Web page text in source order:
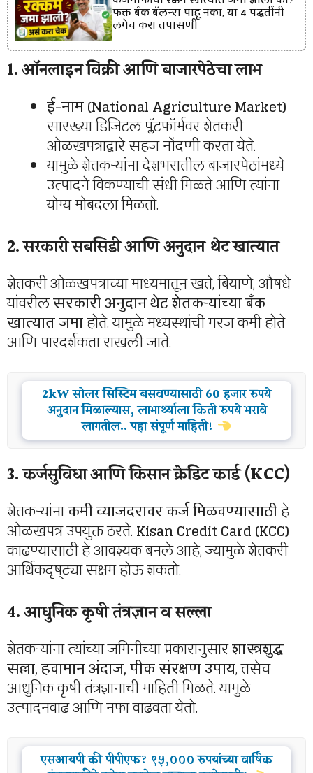
फक्त बँक बॅलन्स पाहू नका, या 4 पद्धतींनी
लगेच करा तपासणी
1. ऑनलाइन विक्री आणि बाजारपेठेचा लाभ
ई-नाम (National Agriculture Market)
सारख्या डिजिटल प्लॅटफॉर्मवर शेतकरी
ओळखपत्राद्वारे सहज नोंदणी करता येते.
यामुळे शेतकऱ्यांना देशभरातील बाजारपेठांमध्ये
उत्पादने विकण्याची संधी मिळते आणि त्यांना
योग्य मोबदला मिळतो.
2. सरकारी सबसिडी आणि अनुदान थेट खात्यात
शेतकरी ओळखपत्राच्या माध्यमातून खते, बियाणे, औषधे
यांवरीलसरकारी अनुदान थेट शेतकऱ्यांच्या बँक
खात्यात जमाहोते. यामुळे मध्यस्थांची गरज कमी होते
आणि पारदर्शकता राखली जाते.
2kW सोलर सिस्टिम बसवण्यासाठी 60 हजार रुपये
अनुदान मिळाल्यास, लाभार्थ्याला किती रुपये भरावे
लागतील.. पहा संपूर्ण माहिती!
3. कर्जसुविधा आणि किसान क्रेडिट कार्ड (KCC)
शेतकऱ्यांनाकमी व्याजदरावर कर्ज मिळवण्यासाठीहे
ओळखपत्र उपयुक्त ठरते. Kisan Credit Card (KCC)
काढण्यासाठी हे आवश्यक बनले आहे, ज्यामुळे शेतकरी
आर्थिकदृष्ट्या सक्षम होऊ शकतो.
4. आधुनिक कृषी तंत्रज्ञान व सल्ला
शेतकऱ्यांना त्यांच्या जमिनीच्या प्रकारानुसारशास्त्रशुद्ध
सल्ला, हवामान अंदाज, पीक संरक्षण उपाय, तसेच
आधुनिक कृषी तंत्रज्ञानाची माहिती मिळते. यामुळे
उत्पादनवाढ आणि नफा वाढवता येतो.
एसआयपी की पीपीएफ? ९५,००० रुपयांच्या वार्षिक